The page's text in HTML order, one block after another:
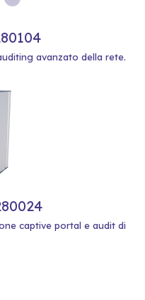
avanzato della rete.
captive portal e audit di